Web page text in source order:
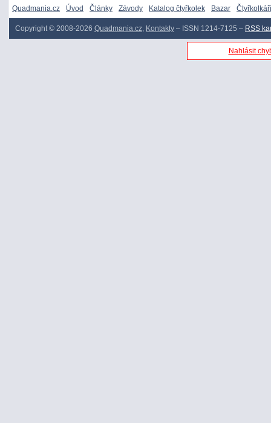
Quadmania.cz Úvod Články Závody Katalog čtyřkolek Bazar Čtyřkolkáři
Copyright © 2008-2026 Quadmania.cz, Kontakty – ISSN 1214-7125 – RSS
Nahlásit